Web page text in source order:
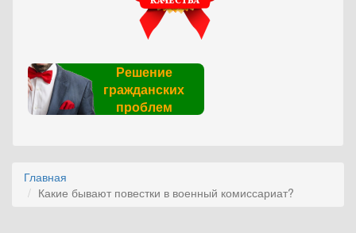
Решение
гражданских
проблем
Главная
Какие бывают повестки в военный комиссариат?